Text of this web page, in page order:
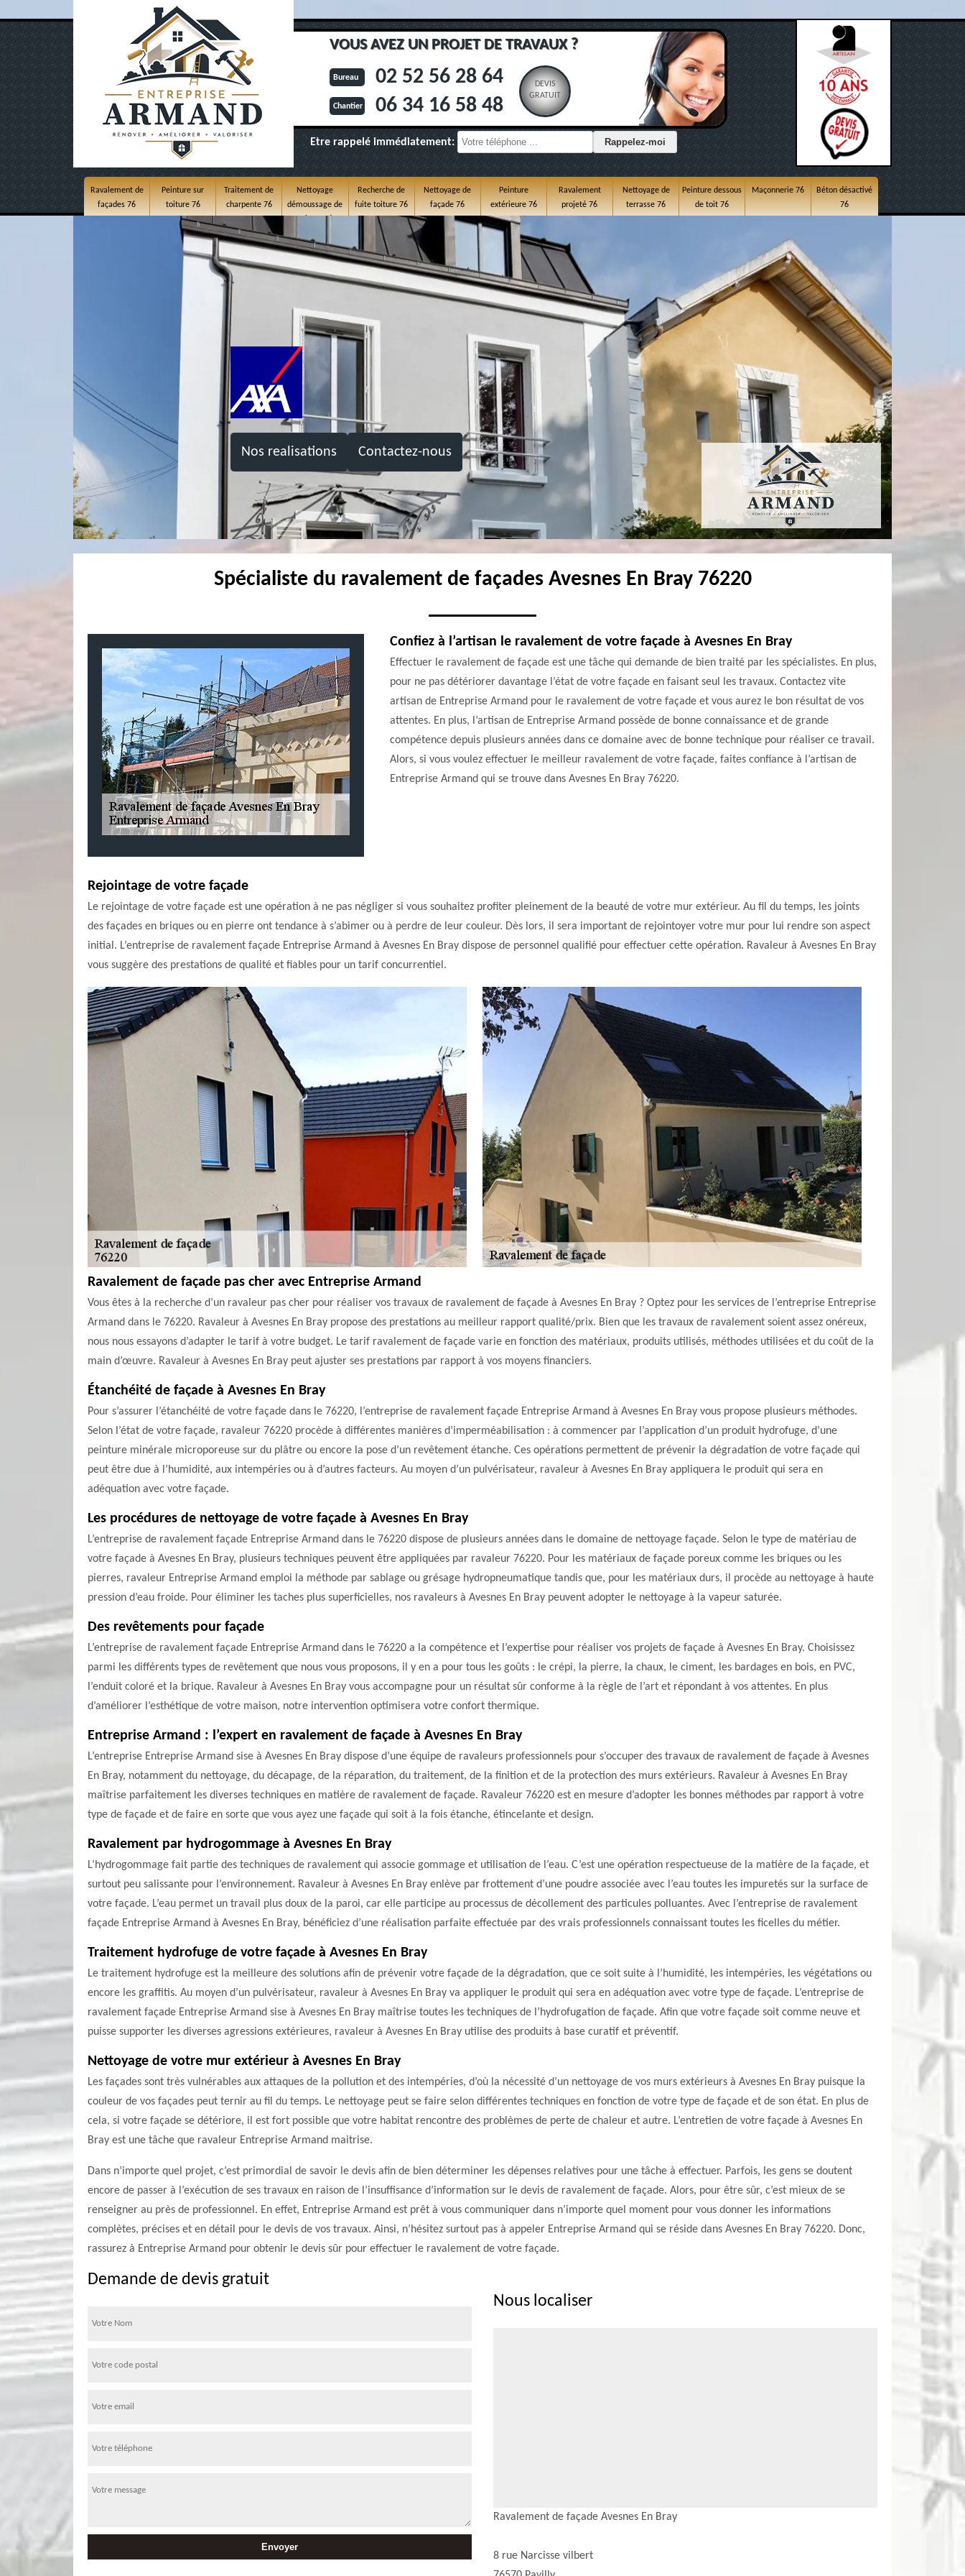
VOUS AVEZ UN PROJET DE TRAVAUX ?
Bureau 02 52 56 28 64
Chantier 06 34 16 58 48
DEVIS
GRATUIT
Etre rappelé immédiatement:
Ravalement de
façades 76
Peinture sur
toiture 76
Traitement de
charpente 76
Nettoyage
démoussage de
Recherche de
fuite toiture 76
Nettoyage de
façade 76
Peinture
extérieure 76
Ravalement
projeté 76
Nettoyage de
terrasse 76
Peinture dessous
de toit 76
Maçonnerie 76
Béton désactivé
76
Nos realisations Contactez-nous
Spécialiste du ravalement de façades Avesnes En Bray 76220
Confiez à l’artisan le ravalement de votre façade à Avesnes En Bray
Effectuer le ravalement de façade est une tâche qui demande de bien traité par les spécialistes. En plus,
pour ne pas détériorer davantage l’état de votre façade en faisant seul les travaux. Contactez vite
artisan de Entreprise Armand pour le ravalement de votre façade et vous aurez le bon résultat de vos
attentes. En plus, l’artisan de Entreprise Armand possède de bonne connaissance et de grande
compétence depuis plusieurs années dans ce domaine avec de bonne technique pour réaliser ce travail.
Alors, si vous voulez effectuer le meilleur ravalement de votre façade, faites confiance à l’artisan de
Entreprise Armand qui se trouve dans Avesnes En Bray 76220.
Rejointage de votre façade
Le rejointage de votre façade est une opération à ne pas négliger si vous souhaitez profiter pleinement de la beauté de votre mur extérieur. Au fil du temps, les joints
des façades en briques ou en pierre ont tendance à s’abimer ou à perdre de leur couleur. Dès lors, il sera important de rejointoyer votre mur pour lui rendre son aspect
initial. L’entreprise de ravalement façade Entreprise Armand à Avesnes En Bray dispose de personnel qualifié pour effectuer cette opération. Ravaleur à Avesnes En Bray
vous suggère des prestations de qualité et fiables pour un tarif concurrentiel.
Ravalement de façade pas cher avec Entreprise Armand
Vous êtes à la recherche d’un ravaleur pas cher pour réaliser vos travaux de ravalement de façade à Avesnes En Bray ? Optez pour les services de l’entreprise Entreprise
Armand dans le 76220. Ravaleur à Avesnes En Bray propose des prestations au meilleur rapport qualité/prix. Bien que les travaux de ravalement soient assez onéreux,
nous nous essayons d’adapter le tarif à votre budget. Le tarif ravalement de façade varie en fonction des matériaux, produits utilisés, méthodes utilisées et du coût de la
main d’œuvre. Ravaleur à Avesnes En Bray peut ajuster ses prestations par rapport à vos moyens financiers.
Étanchéité de façade à Avesnes En Bray
Pour s’assurer l’étanchéité de votre façade dans le 76220, l’entreprise de ravalement façade Entreprise Armand à Avesnes En Bray vous propose plusieurs méthodes.
Selon l’état de votre façade, ravaleur 76220 procède à différentes manières d’imperméabilisation : à commencer par l’application d’un produit hydrofuge, d’une
peinture minérale microporeuse sur du plâtre ou encore la pose d’un revêtement étanche. Ces opérations permettent de prévenir la dégradation de votre façade qui
peut être due à l’humidité, aux intempéries ou à d’autres facteurs. Au moyen d’un pulvérisateur, ravaleur à Avesnes En Bray appliquera le produit qui sera en
adéquation avec votre façade.
Les procédures de nettoyage de votre façade à Avesnes En Bray
L’entreprise de ravalement façade Entreprise Armand dans le 76220 dispose de plusieurs années dans le domaine de nettoyage façade. Selon le type de matériau de
votre façade à Avesnes En Bray, plusieurs techniques peuvent être appliquées par ravaleur 76220. Pour les matériaux de façade poreux comme les briques ou les
pierres, ravaleur Entreprise Armand emploi la méthode par sablage ou grésage hydropneumatique tandis que, pour les matériaux durs, il procède au nettoyage à haute
pression d’eau froide. Pour éliminer les taches plus superficielles, nos ravaleurs à Avesnes En Bray peuvent adopter le nettoyage à la vapeur saturée.
Des revêtements pour façade
L’entreprise de ravalement façade Entreprise Armand dans le 76220 a la compétence et l’expertise pour réaliser vos projets de façade à Avesnes En Bray. Choisissez
parmi les différents types de revêtement que nous vous proposons, il y en a pour tous les goûts : le crépi, la pierre, la chaux, le ciment, les bardages en bois, en PVC,
l’enduit coloré et la brique. Ravaleur à Avesnes En Bray vous accompagne pour un résultat sûr conforme à la règle de l’art et répondant à vos attentes. En plus
d’améliorer l’esthétique de votre maison, notre intervention optimisera votre confort thermique.
Entreprise Armand : l’expert en ravalement de façade à Avesnes En Bray
L’entreprise Entreprise Armand sise à Avesnes En Bray dispose d’une équipe de ravaleurs professionnels pour s’occuper des travaux de ravalement de façade à Avesnes
En Bray, notamment du nettoyage, du décapage, de la réparation, du traitement, de la finition et de la protection des murs extérieurs. Ravaleur à Avesnes En Bray
maîtrise parfaitement les diverses techniques en matière de ravalement de façade. Ravaleur 76220 est en mesure d’adopter les bonnes méthodes par rapport à votre
type de façade et de faire en sorte que vous ayez une façade qui soit à la fois étanche, étincelante et design.
Ravalement par hydrogommage à Avesnes En Bray
L’hydrogommage fait partie des techniques de ravalement qui associe gommage et utilisation de l’eau. C’est une opération respectueuse de la matière de la façade, et
surtout peu salissante pour l’environnement. Ravaleur à Avesnes En Bray enlève par frottement d’une poudre associée avec l’eau toutes les impuretés sur la surface de
votre façade. L’eau permet un travail plus doux de la paroi, car elle participe au processus de décollement des particules polluantes. Avec l’entreprise de ravalement
façade Entreprise Armand à Avesnes En Bray, bénéficiez d’une réalisation parfaite effectuée par des vrais professionnels connaissant toutes les ficelles du métier.
Traitement hydrofuge de votre façade à Avesnes En Bray
Le traitement hydrofuge est la meilleure des solutions afin de prévenir votre façade de la dégradation, que ce soit suite à l’humidité, les intempéries, les végétations ou
encore les graffitis. Au moyen d’un pulvérisateur, ravaleur à Avesnes En Bray va appliquer le produit qui sera en adéquation avec votre type de façade. L’entreprise de
ravalement façade Entreprise Armand sise à Avesnes En Bray maîtrise toutes les techniques de l’hydrofugation de façade. Afin que votre façade soit comme neuve et
puisse supporter les diverses agressions extérieures, ravaleur à Avesnes En Bray utilise des produits à base curatif et préventif.
Nettoyage de votre mur extérieur à Avesnes En Bray
Les façades sont très vulnérables aux attaques de la pollution et des intempéries, d’où la nécessité d’un nettoyage de vos murs extérieurs à Avesnes En Bray puisque la
couleur de vos façades peut ternir au fil du temps. Le nettoyage peut se faire selon différentes techniques en fonction de votre type de façade et de son état. En plus de
cela, si votre façade se détériore, il est fort possible que votre habitat rencontre des problèmes de perte de chaleur et autre. L’entretien de votre façade à Avesnes En
Bray est une tâche que ravaleur Entreprise Armand maitrise.
Dans n’importe quel projet, c’est primordial de savoir le devis afin de bien déterminer les dépenses relatives pour une tâche à effectuer. Parfois, les gens se doutent
encore de passer à l’exécution de ses travaux en raison de l’insuffisance d’information sur le devis de ravalement de façade. Alors, pour être sûr, c’est mieux de se
renseigner au près de professionnel. En effet, Entreprise Armand est prêt à vous communiquer dans n’importe quel moment pour vous donner les informations
complètes, précises et en détail pour le devis de vos travaux. Ainsi, n’hésitez surtout pas à appeler Entreprise Armand qui se réside dans Avesnes En Bray 76220. Donc,
rassurez à Entreprise Armand pour obtenir le devis sûr pour effectuer le ravalement de votre façade.
Demande de devis gratuit
Nous localiser
Ravalement de façade Avesnes En Bray
8 rue Narcisse vilbert